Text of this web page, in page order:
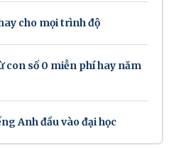
cho mọi trình độ
con số 0 miễn phí hay năm
Anh đầu vào đại học